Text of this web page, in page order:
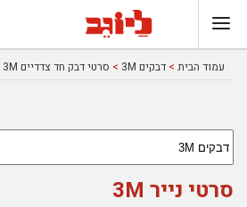
עמוד הבית > דבקים 3M > סרטי דבק חד צדדיים 3M
סרטי נייר 3M